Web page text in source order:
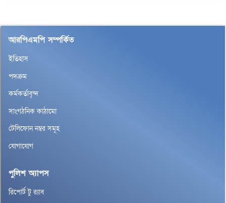
আরপিএমপি সম্পর্কিত
ইতিহাস
পদক্রম
কর্মকর্তাবৃন্দ
সাংগঠনিক কাঠামো
টেলিফোন নম্বর সমূহ
যোগাযোগ
পুলিশ অ্যাপস
রিপোর্ট টু র‌্যাব